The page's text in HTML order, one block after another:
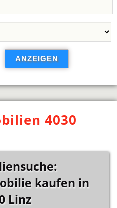
4030
kaufen in
Linz